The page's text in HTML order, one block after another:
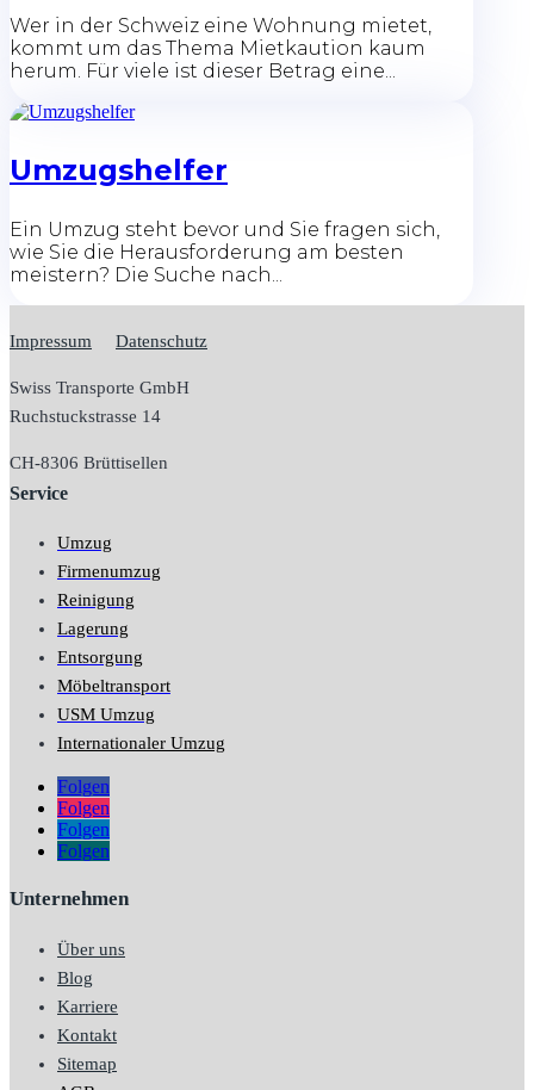
Wer in der Schweiz eine Wohnung mietet,
kommt um das Thema Mietkaution kaum
herum. Für viele ist dieser Betrag eine...
Umzugshelfer
Ein Umzug steht bevor und Sie fragen sich,
wie Sie die Herausforderung am besten
meistern? Die Suche nach...
Impressum Datenschutz
Swiss Transporte GmbH
Ruchstuckstrasse 14
CH-8306 Brüttisellen
Service
Umzug
Firmenumzug
Reinigung
Lagerung
Entsorgung
Möbeltransport
USM Umzug
Internationaler Umzug
Folgen
Folgen
Folgen
Folgen
Unternehmen
Über uns
Blog
Karriere
Kontakt
Sitemap